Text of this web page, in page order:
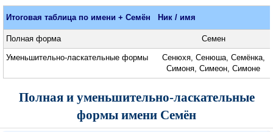
Итоговая таблица по имени + Семён Ник / имя
Полная форма Семен
Уменьшительно-ласкательные формы
Сенюхя, Сенюша, Семёнка,
Симоня, Симеон, Симоне
Полная и уменьшительно-ласкательные
формы имени Семён